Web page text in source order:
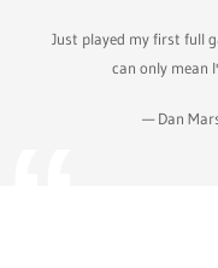
Just played my first full
can only mean
— Dan